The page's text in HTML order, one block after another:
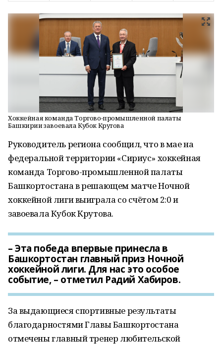
Хоккейная команда Торгово-промышленной палаты
Башкирии завоевала Кубок Крутова
Руководитель региона сообщил, что в мае на
федеральной территории «Сириус» хоккейная
команда Торгово-промышленной палаты
Башкортостана в решающем матче Ночной
хоккейной лиги выиграла со счётом 2:0 и
завоевала Кубок Крутова.
– Эта победа впервые принесла в
Башкортостан главный приз Ночной
хоккейной лиги. Для нас это особое
событие, – отметил Радий Хабиров.
За выдающиеся спортивные результаты
благодарностями Главы Башкортостана
отмечены главный тренер любительской